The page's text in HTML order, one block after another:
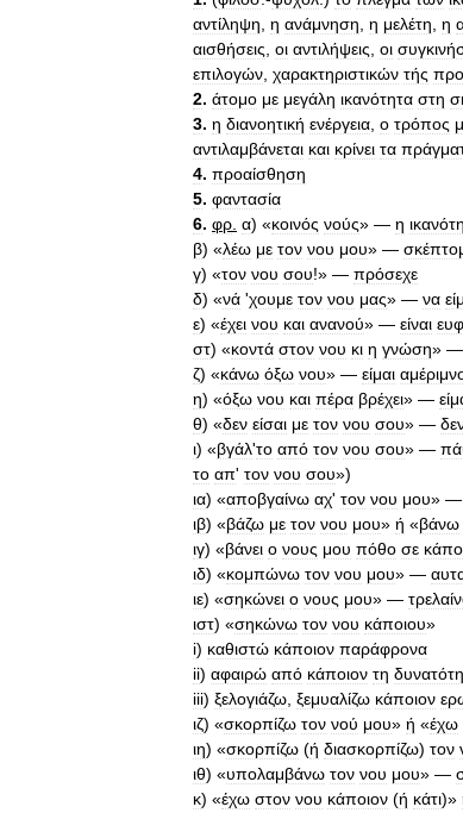
αντίληψη η ανάμνηση η μελέτη η
αισθήσεις οι αντιλήψεις οι
επιλογών χαρακτηριστικών τής
2. άτομο με μεγάλη ικανότητα στη
3. η διανοητική ενέργεια ο τρόπος
αντιλαμβάνεται και κρίνει τα
4. προαίσθηση
5. φαντασία
6. φρ α) «κοινός νούς» — η
β) «λέω με τον νου μου» —
γ) «τον νου σου!» — πρόσεχε
δ) «νά 'χουμε τον νου μας» — να
ε) «έχει νου και ανανού» — είναι
στ) «κοντά στον νου κι η γνώση» —
ζ) «κάνω όξω νου» — είμαι
η) «όξω νου και πέρα βρέχει» —
θ) «δεν είσαι με τον νου σου» —
ι) «βγάλ'το από τον νου σου» —
το απ' τον νου σου»)
ια) «αποβγαίνω αχ' τον νου μου» —
ιβ) «βάζω με τον νου μου» ή «βάνω
ιγ) «βάνει ο νους μου πόθο σε
ιδ) «κομπώνω τον νου μου» —
ιε) «σηκώνει ο νους μου» —
ιστ) «σηκώνω τον νου κάποιου»
i) καθιστώ κάποιον παράφρονα
ii) αφαιρώ από κάποιον τη
iii) ξελογιάζω ξεμυαλίζω κάποιον
ιζ) «σκορπίζω τον νού μου» ή «έχω
ιη) «σκορπίζω (ή διασκορπίζω) τον
ιθ) «υπολαμβάνω τον νου μου» —
κ) «έχω στον νου κάποιον (ή κάτι)»